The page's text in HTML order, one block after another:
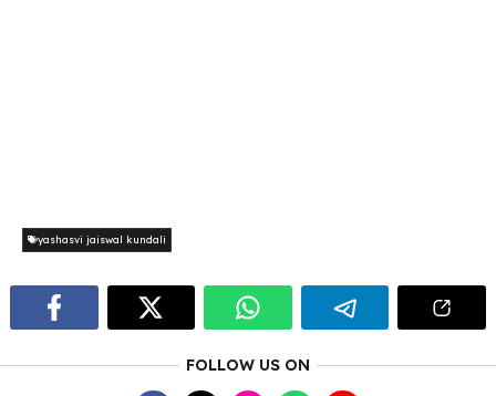
yashasvi jaiswal kundali
FOLLOW US ON